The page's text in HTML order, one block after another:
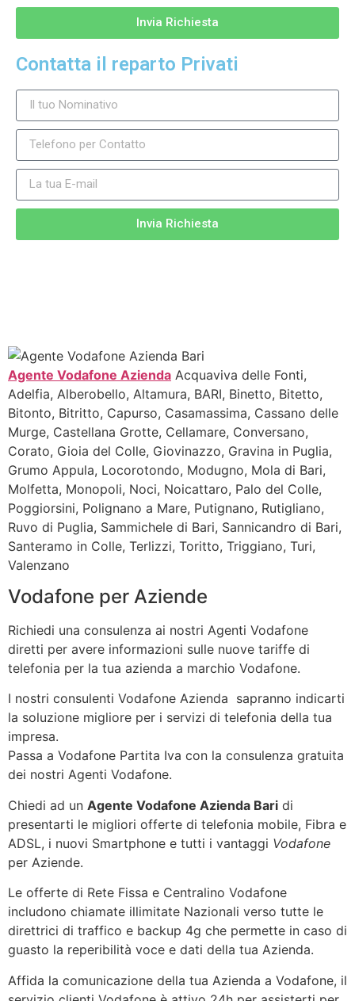
Invia Richiesta
Contatta il reparto Privati
Invia Richiesta
Agente Vodafone Azienda Acquaviva delle Fonti,
Adelfia, Alberobello, Altamura, BARI, Binetto, Bitetto,
Bitonto, Bitritto, Capurso, Casamassima, Cassano delle
Murge, Castellana Grotte, Cellamare, Conversano,
Corato, Gioia del Colle, Giovinazzo, Gravina in Puglia,
Grumo Appula, Locorotondo, Modugno, Mola di Bari,
Molfetta, Monopoli, Noci, Noicattaro, Palo del Colle,
Poggiorsini, Polignano a Mare, Putignano, Rutigliano,
Ruvo di Puglia, Sammichele di Bari, Sannicandro di Bari,
Santeramo in Colle, Terlizzi, Toritto, Triggiano, Turi,
Valenzano
Vodafone per Aziende
Richiedi una consulenza ai nostri Agenti Vodafone
diretti per avere informazioni sulle nuove tariffe di
telefonia per la tua azienda a marchio Vodafone.
I nostri consulenti Vodafone Azienda sapranno indicarti
la soluzione migliore per i servizi di telefonia della tua
impresa.
Passa a Vodafone Partita Iva con la consulenza gratuita
dei nostri Agenti Vodafone.
Chiedi ad un Agente Vodafone Azienda Bari di
presentarti le migliori offerte di telefonia mobile, Fibra e
ADSL, i nuovi Smartphone e tutti i vantaggi Vodafone
per Aziende.
Le offerte di Rete Fissa e Centralino Vodafone
includono chiamate illimitate Nazionali verso tutte le
direttrici di traffico e backup 4g che permette in caso di
guasto la reperibilità voce e dati della tua Azienda.
Affida la comunicazione della tua Azienda a Vodafone, il